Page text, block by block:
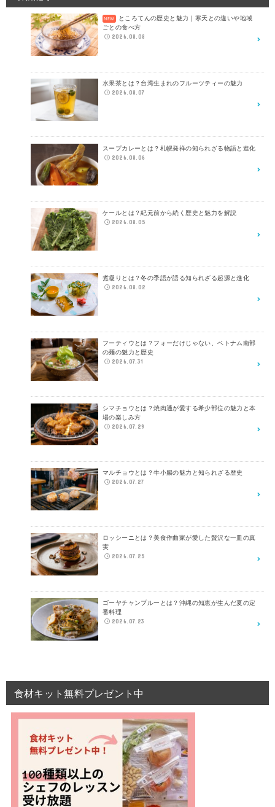
ところてんの歴史と魅力｜寒天との違いや地域
ごとの食べ方
2026.08.08
水果茶とは？台湾生まれのフルーツティーの魅力
2026.08.07
スープカレーとは？札幌発祥の知られざる物語と進化
2026.08.06
ケールとは？紀元前から続く歴史と魅力を解説
2026.08.05
煮凝りとは？冬の季語が語る知られざる起源と進化
2026.08.02
フーティウとは？フォーだけじゃない、ベトナム南部
の麺の魅力と歴史
2026.07.31
シマチョウとは？焼肉通が愛する希少部位の魅力と本
場の楽しみ方
2026.07.29
マルチョウとは？牛小腸の魅力と知られざる歴史
2026.07.27
ロッシーニとは？美食作曲家が愛した贅沢な一皿の真
実
2026.07.25
ゴーヤチャンプルーとは？沖縄の知恵が生んだ夏の定
番料理
2026.07.23
食材キット無料プレゼント中